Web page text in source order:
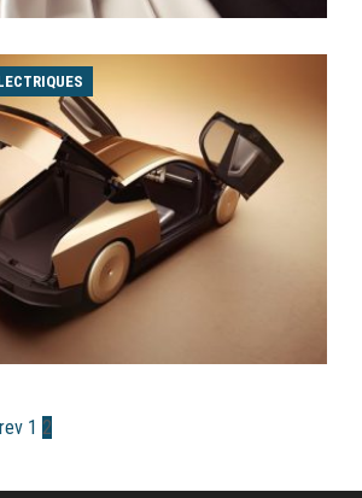
1 2